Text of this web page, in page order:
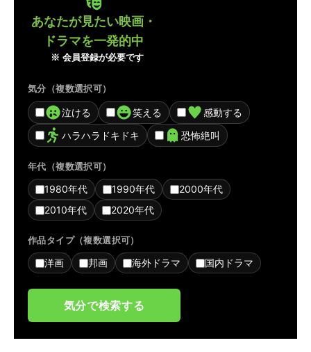
あなたが見たい映画・
ドラマを一発的中
※ 会員登録が必要です
気分（複数選択可）
泣ける 笑える
感動する
ハラハラドキドキ
恐怖絶叫
年代（複数選択可）
1980年代 1990年代
2000年代
2010年代
2020年代
作品タイプ（複数選択可）
洋画 邦画 海外ドラマ 国内ドラマ
気分で検索する